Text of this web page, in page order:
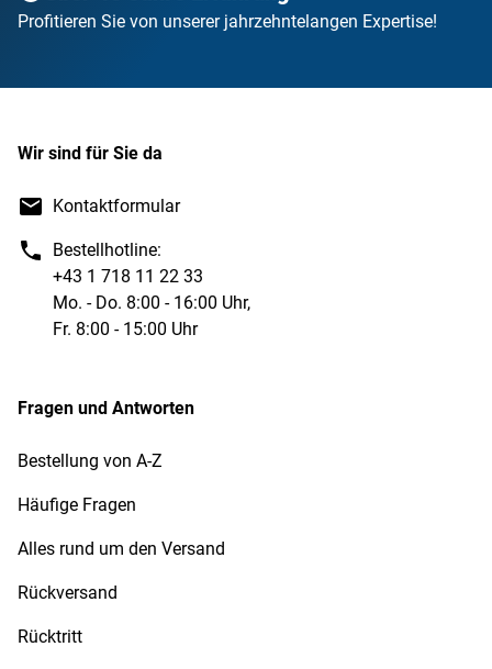
Profitieren Sie von unserer jahrzehntelangen Expertise!
Wir sind für Sie da
Kontaktformular
Bestellhotline:
+43 1 718 11 22 33
Mo. - Do. 8:00 - 16:00 Uhr,
Fr. 8:00 - 15:00 Uhr
Fragen und Antworten
Bestellung von A-Z
Häufige Fragen
Alles rund um den Versand
Rückversand
Rücktritt